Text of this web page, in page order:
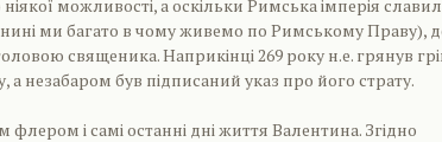
можливості, а оскільки Римська імперія
ми багато в чому живемо по Римському Праву),
священика. Наприкінці 269 року н.е. грянув
а незабаром був підписаний указ про його страту.
і самі останні дні життя Валентина. Згідно